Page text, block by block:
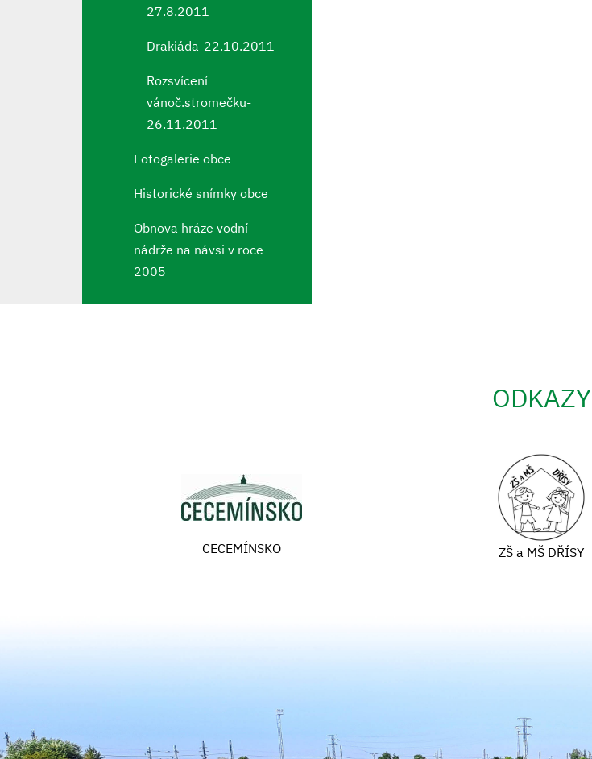
27.8.2011
Drakiáda-22.10.2011
Rozsvícení
vánoč.stromečku-
26.11.2011
Fotogalerie obce
Historické snímky obce
Obnova hráze vodní
nádrže na návsi v roce
2005
ODKAZY
CECEMÍNSKO ZŠ a MŠ DŘÍSY